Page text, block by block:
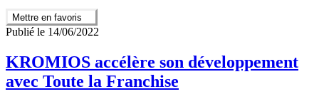
Mettre en favoris
Publié le 14/06/2022
KROMIOS accélère son développement
avec Toute la Franchise